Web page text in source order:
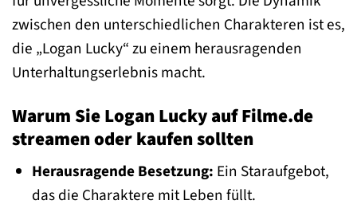
zwischen den unterschiedlichen Charakteren ist es,
die „Logan Lucky“ zu einem herausragenden
Unterhaltungserlebnis macht.
Warum Sie Logan Lucky auf Filme.de
streamen oder kaufen sollten
Herausragende Besetzung: Ein Staraufgebot,
das die Charaktere mit Leben füllt.